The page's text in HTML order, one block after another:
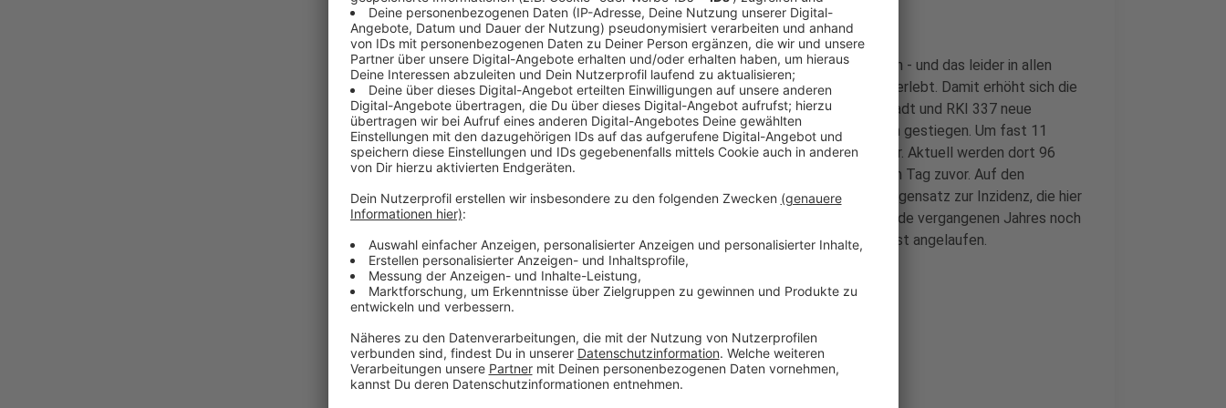
Auch hier in Düsseldorf gehen die Corona-Zahlen weiter nach oben - und das leider in allen
Kategorien. Zwei weitere Menschen haben ihre Infektion nicht überlebt. Damit erhöht sich die
Zahl der Corona-Toten auf 518. Innerhalb eines Tages melden Stadt und RKI 337 neue
Infektionen. Dadurch ist auch die 7-Tage-Inzidenz wieder deutlich gestiegen. Um fast 11
Punkte (10,7) auf 224,2. Auch in den Krankenhäusern wird es voller. Aktuell werden dort 96
Corona-Patientinnen und Patienten behandelt; sieben mehr als am Tag zuvor. Auf den
Intensivstationen müssen 21 Menschen behandelt werden. Im Gegensatz zur Inzidenz, die hier
in Düsseldorf noch nie höher war, waren die Krankenhauszahlen Ende vergangenen Jahres noch
wesentlich höher. Damals war die Impfaktion aber auch gerade erst angelaufen.
Anzeige
Weitere Infos und Links zum Thema:
Anzeige